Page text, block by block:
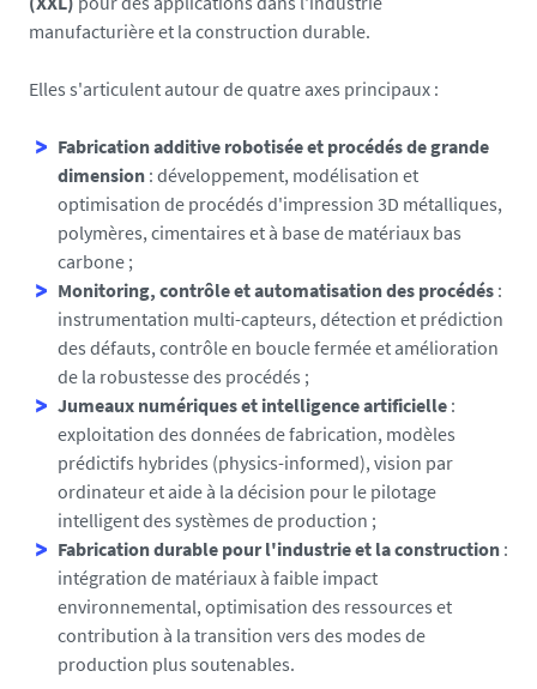
manufacturière et la construction durable.
Elles s'articulent autour de quatre axes principaux :
Fabrication additive robotisée et procédés de grande
dimension : développement, modélisation et
optimisation de procédés d'impression 3D métalliques,
polymères, cimentaires et à base de matériaux bas
carbone ;
Monitoring, contrôle et automatisation des procédés :
instrumentation multi-capteurs, détection et prédiction
des défauts, contrôle en boucle fermée et amélioration
de la robustesse des procédés ;
Jumeaux numériques et intelligence artificielle :
exploitation des données de fabrication, modèles
prédictifs hybrides (physics-informed), vision par
ordinateur et aide à la décision pour le pilotage
intelligent des systèmes de production ;
Fabrication durable pour l'industrie et la construction :
intégration de matériaux à faible impact
environnemental, optimisation des ressources et
contribution à la transition vers des modes de
production plus soutenables.